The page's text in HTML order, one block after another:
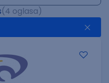
(4 oglasa)